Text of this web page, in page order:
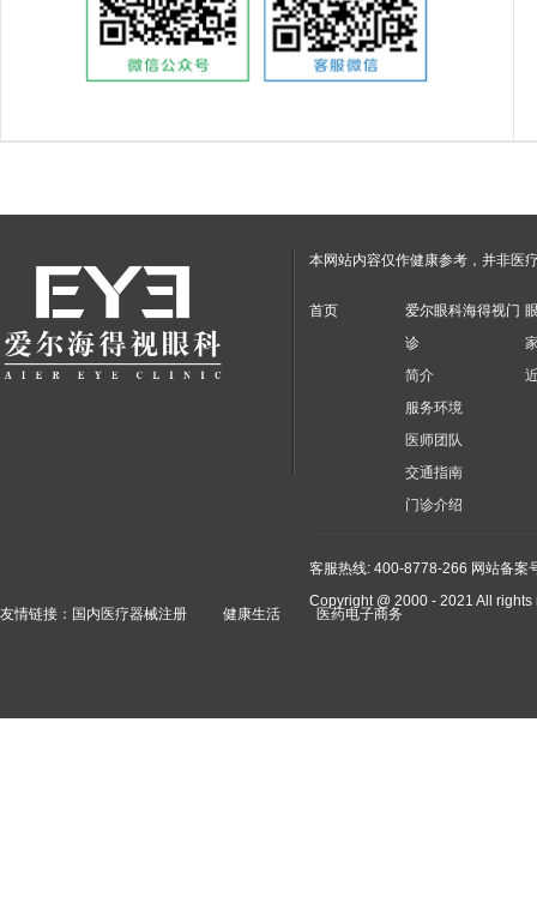
本网站内容仅作健康参考，并非医
首页
爱尔眼科海得视门
诊
简介
服务环境
医师团队
交通指南
门诊介绍
客服热线: 400-8778-266 网站备案
Copyright @ 2000 - 2021 All
友情链接： 国内医疗器械注册 健康生活 医药电子商务